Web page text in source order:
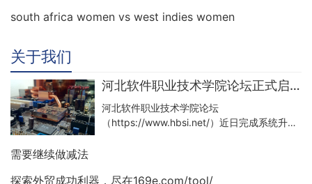
south africa women vs west indies women
关于我们
河北软件职业技术学院论坛正式启用Discuz X5版本
河北软件职业技术学院论坛
（https://www.hbsi.net/）近日完成系统升
需要继续做减法
探索外贸成功利器，尽在169e.com/tool/